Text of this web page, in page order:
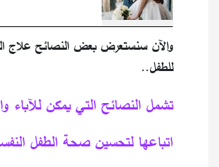
والآن سنستعرض بعض النصائح علاج
للطفل..
تشمل النصائح التي يمكن للآباء
اتباعها لتحسين صحة الطفل